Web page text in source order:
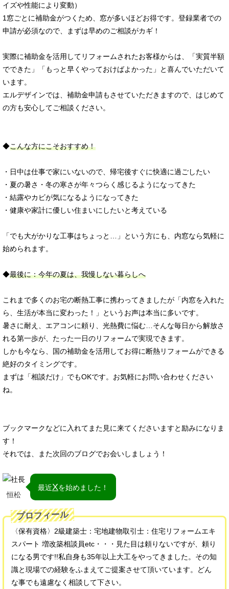
イズや性能により変動）
1窓ごとに補助金がつくため、窓が多いほどお得です。登録業者での
申請が必須なので、まずは早めのご相談がカギ！
実際に補助金を活用してリフォームされたお客様からは、「実質半額
でできた」「もっと早くやっておけばよかった」と喜んでいただいて
います。
エルデザインでは、補助金申請もさせていただきますので、はじめて
の方も安心してご相談ください。
◆こんな方にこそおすすめ！
・日中は仕事で家にいないので、帰宅後すぐに快適に過ごしたい
・夏の暑さ・冬の寒さが年々つらく感じるようになってきた
・結露やカビが気になるようになってきた
・健康や家計に優しい住まいにしたいと考えている
「でも大がかりな工事はちょっと…」という方にも、内窓なら気軽に
始められます。
◆最後に：今年の夏は、我慢しない暮らしへ
これまで多くのお宅の断熱工事に携わってきましたが「内窓を入れた
ら、生活が本当に変わった！」というお声は本当に多いです。
暑さに耐え、エアコンに頼り、光熱費に悩む…そんな毎日から解放さ
れる第一歩が、たった一日のリフォームで実現できます。
しかも今なら、国の補助金を活用してお得に断熱リフォームができる
絶好のタイミングです。
まずは「相談だけ」でもOKです。お気軽にお問い合わせください
ね。
ブックマークなどに入れてまた見に来てくださいますと励みになりま
す！
それでは、また次回のブログでお会いしましょう！
恒松
最近Xを始めました！
プロフィール
〈保有資格〉2級建築士：宅地建物取引士：住宅リフォームエキ
スパート 増改築相談員etc・・・見た目は頼りないですが、頼り
になる男です!!私自身も35年以上大工をやってきました。その知
識と現場での経験をふまえてご提案させて頂いています。どん
な事でも遠慮なく相談して下さい。